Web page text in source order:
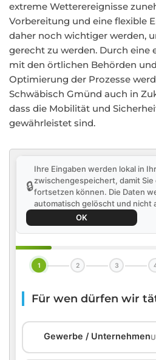
extreme Wetterereignisse
Vorbereitung und eine flexible
daher noch wichtiger werden,
gerecht zu werden. Durch eine
mit den örtlichen Behörden
Optimierung der Prozesse
Schwäbisch Gmünd auch in
dass die Mobilität und
gewährleistet sind.
🔒
Ihre Eingaben werden lokal in
zwischengespeichert, damit Sie
fortsetzen können. Die Daten
automatisch gelöscht und nicht
OK
1 2 3
Für wen dürfen wir
Gewerbe / Unternehmen